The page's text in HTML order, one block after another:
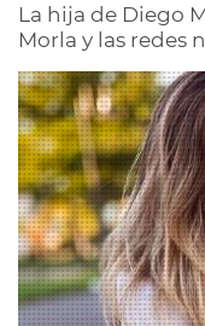
La hija de Diego
Morla y las redes